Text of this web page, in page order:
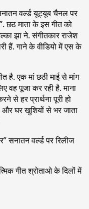
वर्ल्ड यूट्यूब चैनल पर
छठ माता के इस गीत को
झा ने. संगीतकार राजेश
हैं. गाने के वीडियो में एस के
है. एक मां छठी माई से मांग
वह पूजा कर रही है. माना
से हर प्रार्थना पूरी हो
और घर खुशियों से भर जाता
सनातन वर्ल्ड पर रिलीज
गीत श्रोताओ के दिलों में